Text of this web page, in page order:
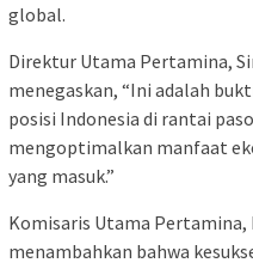
global.
Direktur Utama Pertamina,
menegaskan, “Ini adalah
posisi Indonesia di rantai
mengoptimalkan manfaat
yang masuk.”
Komisaris Utama Pertamina,
menambahkan bahwa